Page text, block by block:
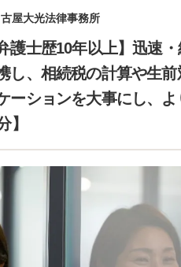
屋大光法律事務所
護士歴10年以上】迅速
し、相続税の計算や生
ーションを大事にし、よ
】